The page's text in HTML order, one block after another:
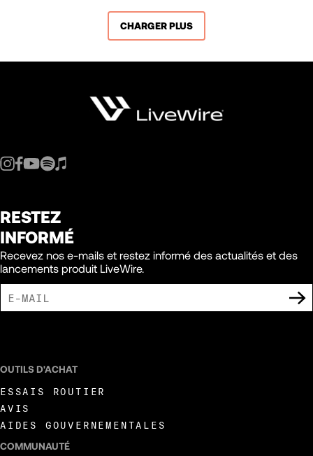
CHARGER PLUS
RESTEZ
INFORMÉ
Recevez nos e-mails et restez informé des actualités et des
lancements produit LiveWire.
OUTILS D'ACHAT
ESSAIS ROUTIER
AVIS
AIDES GOUVERNEMENTALES
COMMUNAUTÉ